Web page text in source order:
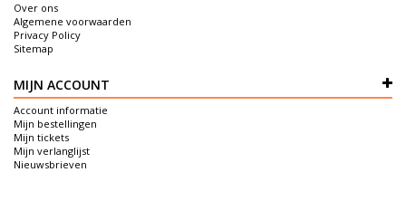
Over ons
Algemene voorwaarden
Privacy Policy
Sitemap
MIJN ACCOUNT
Account informatie
Mijn bestellingen
Mijn tickets
Mijn verlanglijst
Nieuwsbrieven